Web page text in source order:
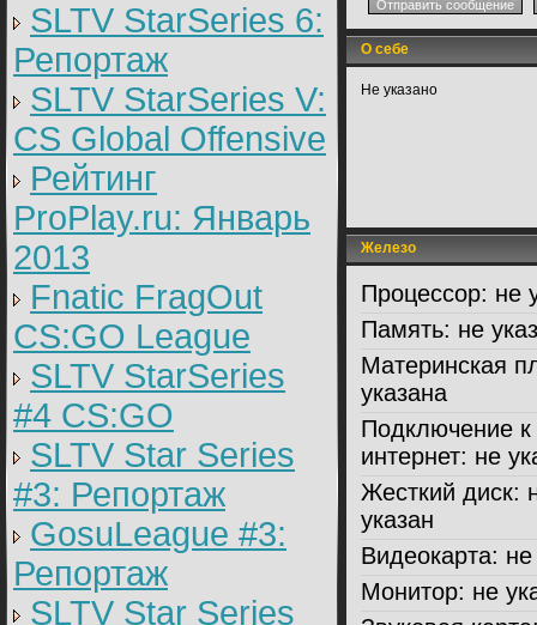
SLTV StarSeries 6:
Репортаж
SLTV StarSeries V:
CS Global Offensive
Рейтинг
ProPlay.ru: Январь
2013
Fnatic FragOut
CS:GO League
SLTV StarSeries
#4 CS:GO
SLTV Star Series
#3: Репортаж
GosuLeague #3:
Репортаж
SLTV Star Series
О себе
Не указано
Железо
Процессор: не
Память: не
Материнская
указана
Подключение к
интернет: не
Жесткий диск:
указан
Видеокарта: не
Монитор: не